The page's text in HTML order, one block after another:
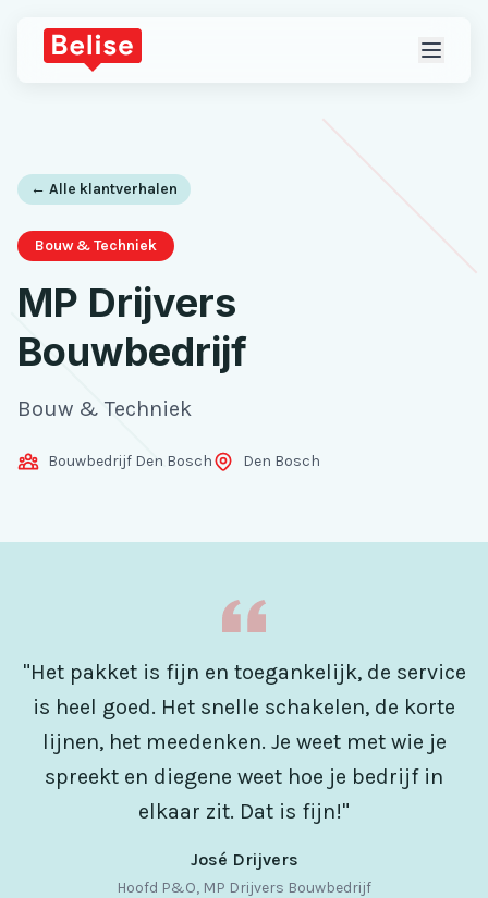
← Alle klantverhalen
Bouw & Techniek
MP Drijvers
Bouwbedrijf
Bouw & Techniek
Bouwbedrijf Den Bosch Den Bosch
"Het pakket is fijn en toegankelijk, de service
is heel goed. Het snelle schakelen, de korte
lijnen, het meedenken. Je weet met wie je
spreekt en diegene weet hoe je bedrijf in
elkaar zit. Dat is fijn!"
José Drijvers
Hoofd P&O, MP Drijvers Bouwbedrijf